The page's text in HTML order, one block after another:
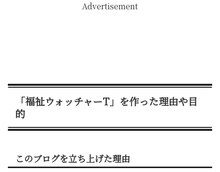
Advertisement
「福祉ウォッチャーT」を作った理由や目
的
このブログを立ち上げた理由